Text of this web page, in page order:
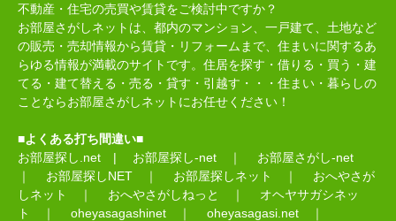
不動産・住宅の売買や賃貸をご検討中ですか？
お部屋さがしネットは、都内のマンション、一戸建て、土地など
の販売・売却情報から賃貸・リフォームまで、住まいに関するあ
らゆる情報が満載のサイトです。住居を探す・借りる・買う・建
てる・建て替える・売る・貸す・引越す・・・住まい・暮らしの
ことならお部屋さがしネットにお任せください！
■よくある打ち間違い■
お部屋探し.net | お部屋探し-net ｜ お部屋さがし-net
｜ お部屋探しNET ｜ お部屋探しネット ｜ おへやさが
しネット
｜ おへやさがしねっと ｜ オヘヤサガシネッ
ト
｜ oheyasagashinet ｜ oheyasagasi.net ｜